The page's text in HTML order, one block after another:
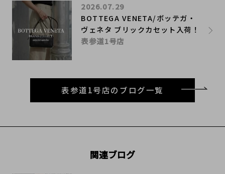
BOTTEGA VENETA/ボッテガ・
ヴェネタ ブリックカセット入荷！
2026.07.29
表参道1号店
表参道1号店のブログ一覧
関連ブログ